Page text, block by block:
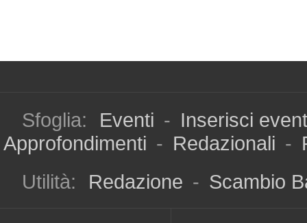
Sfoglia: Eventi - Inserisci
Approfondimenti - Redazionali -
Utilità:
Redazione - Scambio